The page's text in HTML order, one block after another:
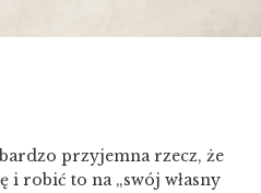
przyjemna rzecz, że
i robić to na „swój własny